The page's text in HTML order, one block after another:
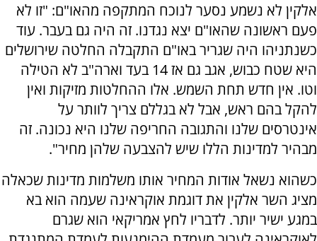
אלקין לא נשמע נסער לנוכח המתקפה מהאו"ם: "זו לא
פעם ראשונה שהאו"ם יצא נגדנו. זה היה גם בעבר. עוד
כשנתניהו היה שגריר באו"ם התקבלה החלטה שירושלים
היא שטח כבוש, אגב גם אז 14 בעד וארה"ב לא הטילה
וטו. אין חדש תחת השמש. אלו ההחלטות מזיקות ואין
להקל בהם ראש, אבל לא בגללם צריך לוותר על
אינטרסים שלנו והתגובה החריפה שלנו היא נכונה. זה
מבהיר למדינות הללו שיש להצבעה שלהן מחיר".
כשהוא נשאל אודות המחיר אותו משלמות מדינות שכאלה
מציג השר אלקין את דוגמת אוקראינה שעמה הוא בא
במגע ישיר יותר. לדבריו לחץ אמריקאי הוא שגרם